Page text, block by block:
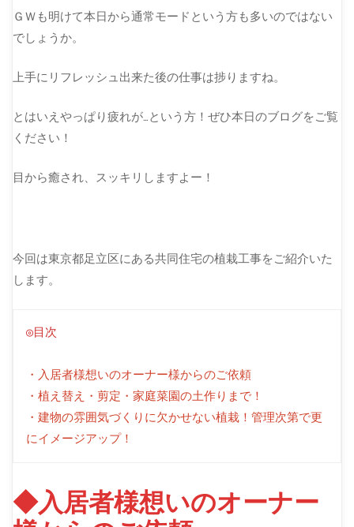
ＧＷも明けて本日から通常モードという方も多いのではない
でしょうか。
上手にリフレッシュ出来た後の仕事は捗りますね。
とはいえやっぱり疲れが…という方！ぜひ本日のブログをご覧
ください！
目から癒され、スッキリしますよー！
今回は東京都足立区にある共同住宅の植栽工事をご紹介いた
します。
◎目次
・入居者様想いのオーナー様からのご依頼
・植え替え・剪定・家庭菜園の土作りまで！
・建物の雰囲気づくりに欠かせない植栽！管理次第で更
にイメージアップ！
◆入居者様想いのオーナー